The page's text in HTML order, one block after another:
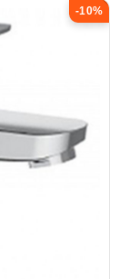
-10%